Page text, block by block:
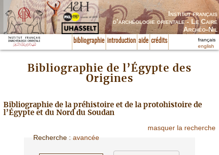
Institut français
d’archéologie orientale - Le Caire
Archéo-Nil
bibliographie introduction aide crédits
français
english
Bibliographie de l’Égypte des
Origines
Bibliographie de la préhistoire et de la protohistoire de
l’Égypte et du Nord du Soudan
masquer la recherche
Recherche :avancée